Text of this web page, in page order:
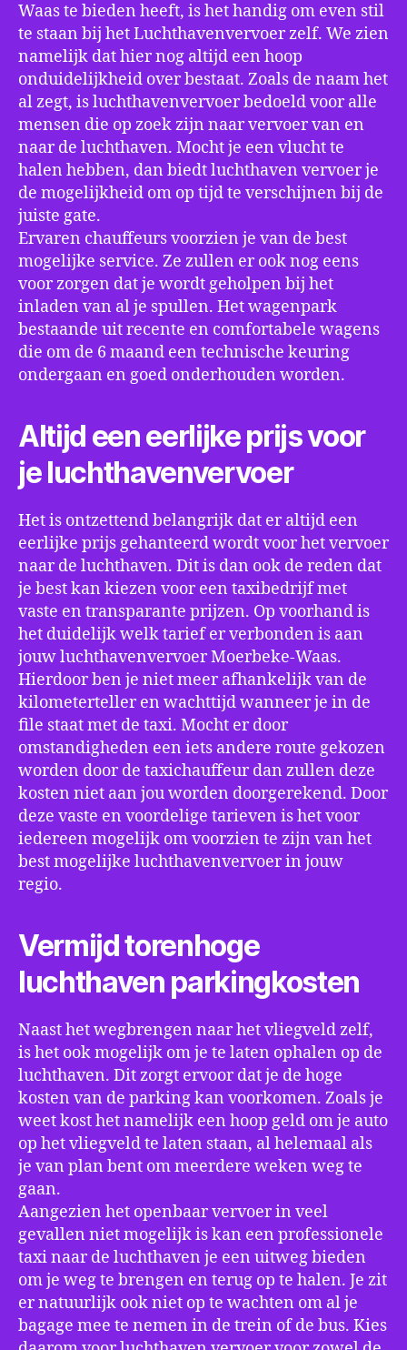
Waas te bieden heeft, is het handig om even stil
te staan bij het Luchthavenvervoer zelf. We zien
namelijk dat hier nog altijd een hoop
onduidelijkheid over bestaat. Zoals de naam het
al zegt, is luchthavenvervoer bedoeld voor alle
mensen die op zoek zijn naar vervoer van en
naar de luchthaven. Mocht je een vlucht te
halen hebben, dan biedt luchthaven vervoer je
de mogelijkheid om op tijd te verschijnen bij de
juiste gate.
Ervaren chauffeurs voorzien je van de best
mogelijke service. Ze zullen er ook nog eens
voor zorgen dat je wordt geholpen bij het
inladen van al je spullen. Het wagenpark
bestaande uit recente en comfortabele wagens
die om de 6 maand een technische keuring
ondergaan en goed onderhouden worden.
Altijd een eerlijke prijs voor
je luchthavenvervoer
Het is ontzettend belangrijk dat er altijd een
eerlijke prijs gehanteerd wordt voor het vervoer
naar de luchthaven. Dit is dan ook de reden dat
je best kan kiezen voor een taxibedrijf met
vaste en transparante prijzen. Op voorhand is
het duidelijk welk tarief er verbonden is aan
jouw luchthavenvervoer Moerbeke-Waas.
Hierdoor ben je niet meer afhankelijk van de
kilometerteller en wachttijd wanneer je in de
file staat met de taxi. Mocht er door
omstandigheden een iets andere route gekozen
worden door de taxichauffeur dan zullen deze
kosten niet aan jou worden doorgerekend. Door
deze vaste en voordelige tarieven is het voor
iedereen mogelijk om voorzien te zijn van het
best mogelijke luchthavenvervoer in jouw
regio.
Vermijd torenhoge
luchthaven parkingkosten
Naast het wegbrengen naar het vliegveld zelf,
is het ook mogelijk om je te laten ophalen op de
luchthaven. Dit zorgt ervoor dat je de hoge
kosten van de parking kan voorkomen. Zoals je
weet kost het namelijk een hoop geld om je auto
op het vliegveld te laten staan, al helemaal als
je van plan bent om meerdere weken weg te
gaan.
Aangezien het openbaar vervoer in veel
gevallen niet mogelijk is kan een professionele
taxi naar de luchthaven je een uitweg bieden
om je weg te brengen en terug op te halen. Je zit
er natuurlijk ook niet op te wachten om al je
bagage mee te nemen in de trein of de bus. Kies